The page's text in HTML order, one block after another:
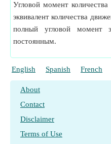
Угловой момент
эквивалент количества
полный угловой момент
постоянным.
English Spanish French
About
Contact
Disclaimer
Terms of Use